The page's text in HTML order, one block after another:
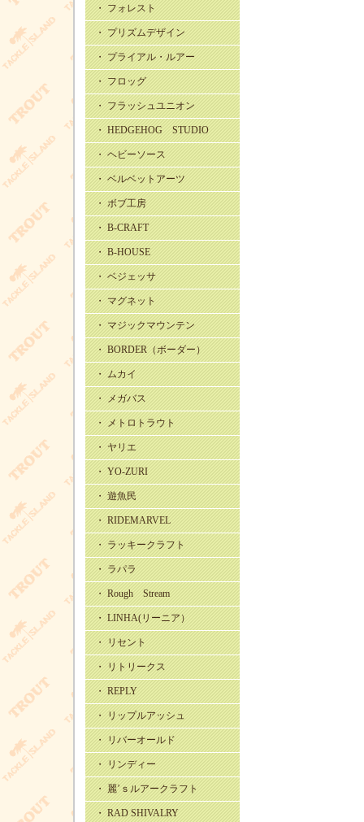
・ フォレスト
・ プリズムデザイン
・ プライアル・ルアー
・ フロッグ
・ フラッシュユニオン
・ HEDGEHOG STUDIO
・ ヘビーソース
・ ベルベットアーツ
・ ボブ工房
・ B-CRAFT
・ B-HOUSE
・ ベジェッサ
・ マグネット
・ マジックマウンテン
・ BORDER（ボーダー）
・ ムカイ
・ メガバス
・ メトロトラウト
・ ヤリエ
・ YO-ZURI
・ 遊魚民
・ RIDEMARVEL
・ ラッキークラフト
・ ラパラ
・ Rough Stream
・ LINHA(リーニア）
・ リセント
・ リトリークス
・ REPLY
・ リップルアッシュ
・ リバーオールド
・ リンディー
・ 麗’ｓルアークラフト
・ RAD SHIVALRY